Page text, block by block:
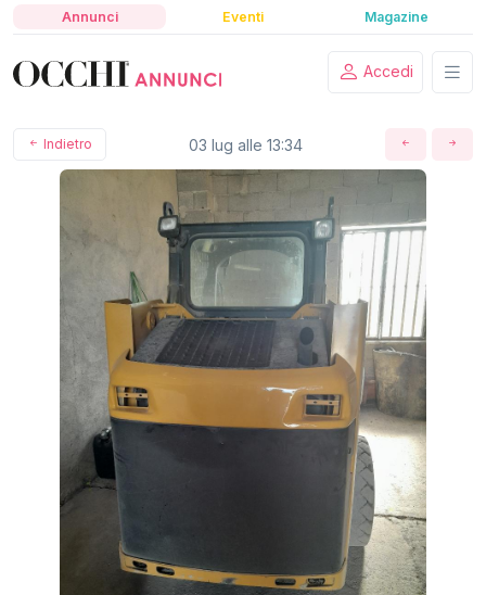
Annunci Eventi Magazine
Accedi
Indietro 03 lug alle 13:34